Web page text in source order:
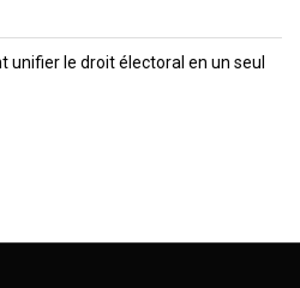
unifier le droit électoral en un seul